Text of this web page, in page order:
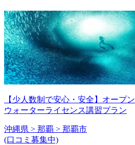
【少人数制で安心・安全】オープン
ウォーターライセンス講習プラン
沖縄県 > 那覇 > 那覇市
(口コミ募集中)